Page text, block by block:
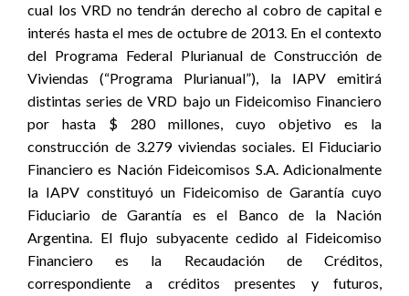
cual los VRD no tendrán derecho al cobro de capital e
interés hasta el mes de octubre de 2013. En el contexto
del Programa Federal Plurianual de Construcción de
Viviendas (“Programa Plurianual”), la IAPV emitirá
distintas series de VRD bajo un Fideicomiso Financiero
por hasta $ 280 millones, cuyo objetivo es la
construcción de 3.279 viviendas sociales. El Fiduciario
Financiero es Nación Fideicomisos S.A. Adicionalmente
la IAPV constituyó un Fideicomiso de Garantía cuyo
Fiduciario de Garantía es el Banco de la Nación
Argentina. El flujo subyacente cedido al Fideicomiso
Financiero es la Recaudación de Créditos,
correspondiente a créditos presentes y futuros,